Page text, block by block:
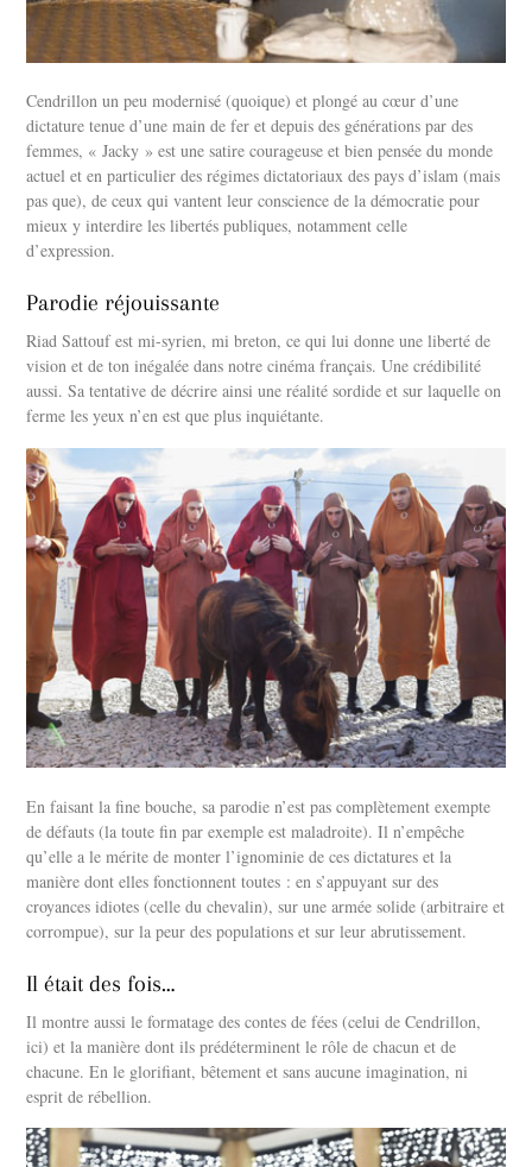
Cendrillon un peu modernisé (quoique) et plongé au cœur d’une
dictature tenue d’une main de fer et depuis des générations par des
femmes, « Jacky » est une satire courageuse et bien pensée du monde
actuel et en particulier des régimes dictatoriaux des pays d’islam (mais
pas que), de ceux qui vantent leur conscience de la démocratie pour
mieux y interdire les libertés publiques, notamment celle
d’expression.
Parodie réjouissante
Riad Sattouf est mi-syrien, mi breton, ce qui lui donne une liberté de
vision et de ton inégalée dans notre cinéma français. Une crédibilité
aussi. Sa tentative de décrire ainsi une réalité sordide et sur laquelle on
ferme les yeux n’en est que plus inquiétante.
En faisant la fine bouche, sa parodie n’est pas complètement exempte
de défauts (la toute fin par exemple est maladroite). Il n’empêche
qu’elle a le mérite de monter l’ignominie de ces dictatures et la
manière dont elles fonctionnent toutes : en s’appuyant sur des
croyances idiotes (celle du chevalin), sur une armée solide (arbitraire et
corrompue), sur la peur des populations et sur leur abrutissement.
Il était des fois…
Il montre aussi le formatage des contes de fées (celui de Cendrillon,
ici) et la manière dont ils prédéterminent le rôle de chacun et de
chacune. En le glorifiant, bêtement et sans aucune imagination, ni
esprit de rébellion.